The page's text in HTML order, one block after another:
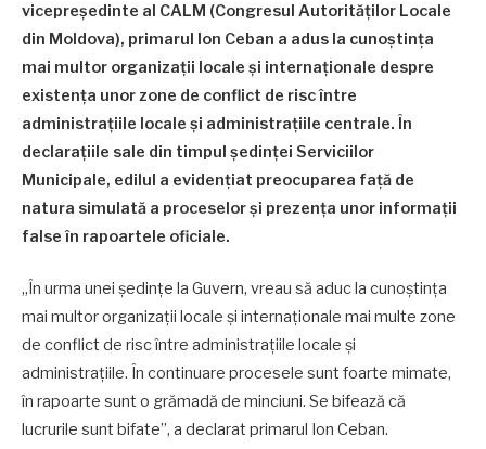
vicepreședinte al CALM (Congresul Autorităților Locale
din Moldova), primarul Ion Ceban a adus la cunoștința
mai multor organizații locale și internaționale despre
existența unor zone de conflict de risc între
administrațiile locale și administrațiile centrale. În
declarațiile sale din timpul ședinței Serviciilor
Municipale, edilul a evidențiat preocuparea față de
natura simulată a proceselor și prezența unor informații
false în rapoartele oficiale.
„În urma unei ședințe la Guvern, vreau să aduc la cunoștința
mai multor organizații locale și internaționale mai multe zone
de conflict de risc între administrațiile locale și
administrațiile. În continuare procesele sunt foarte mimate,
în rapoarte sunt o grămadă de minciuni. Se bifează că
lucrurile sunt bifate”, a declarat primarul Ion Ceban.